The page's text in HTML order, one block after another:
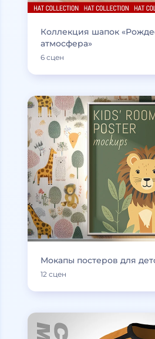
Коллекция шапок
атмосфера»
6 сцен
Мокапы постеров для
12 сцен